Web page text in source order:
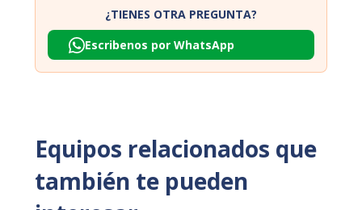
¿TIENES OTRA PREGUNTA?
Escribenos por WhatsApp
Equipos relacionados que
también te pueden